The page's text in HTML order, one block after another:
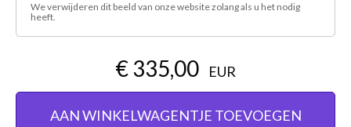
We verwijderen dit beeld van onze website zolang als u het nodig
heeft.
€ 335,00 EUR
AAN WINKELWAGENTJE TOEVOEGEN